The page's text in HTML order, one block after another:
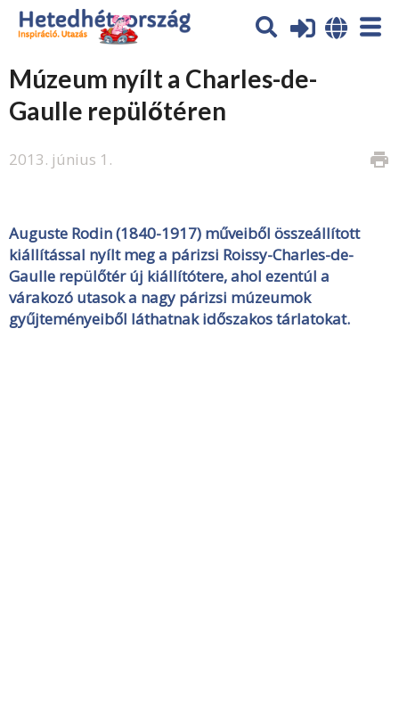
Múzeum nyílt a Charles-de-
Gaulle repülőtéren
2013. június 1. print
Auguste Rodin (1840-1917) műveiből összeállított
kiállítással nyílt meg a párizsi Roissy-Charles-de-
Gaulle repülőtér új kiállítótere, ahol ezentúl a
várakozó utasok a nagy párizsi múzeumok
gyűjteményeiből láthatnak időszakos tárlatokat.